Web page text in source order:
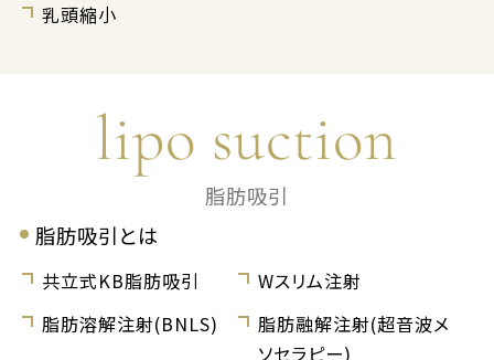
乳頭縮小
lipo suction
脂肪吸引
脂肪吸引とは
共立式KB脂肪吸引
Wスリム注射
脂肪溶解注射(BNLS)
脂肪融解注射(超音波メ
ソセラピー)